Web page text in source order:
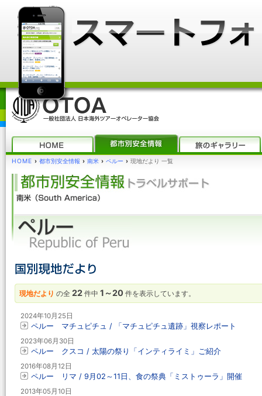
HOME › 都市別安全情報 › 南米 › ペルー › 現地だより 一覧
現地だより の全 22 件中 1～20 件を表示しています。
2024年10月25日
ペルー マチュピチュ / 「マチュピチュ遺跡」視察レポート
2023年06月30日
ペルー クスコ / 太陽の祭り「インティライミ」ご紹介
2016年08月12日
ペルー リマ / 9月02～11日、食の祭典「ミストゥーラ」開催
2013年05月10日